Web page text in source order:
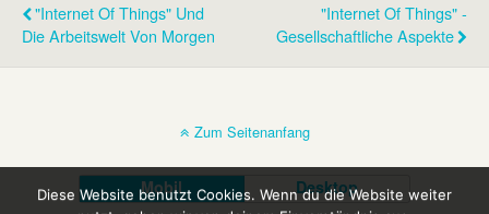
"Internet Of Things" Und
Die Arbeitswelt Von Morgen
"Internet Of Things" -
Gesellschaftliche Aspekte
Zum Seitenanfang
Mobil Desktop
Diese Website benutzt Cookies. Wenn du die Website weiter